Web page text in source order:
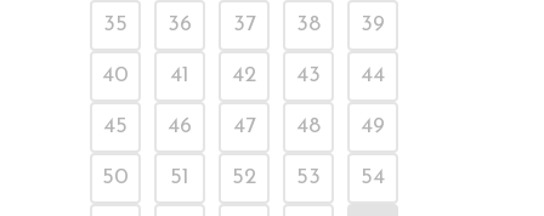
35 36 37 38 39
40 41 42 43 44
45 46 47 48 49
50 51 52 53 54